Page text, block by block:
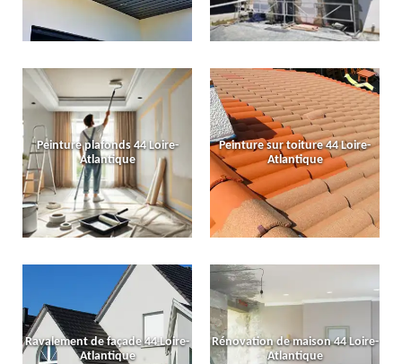
Peinture plafonds 44 Loire-
Atlantique
Peinture sur toiture 44 Loire-
Atlantique
Ravalement de façade 44 Loire-
Atlantique
Rénovation de maison 44 Loire-
Atlantique